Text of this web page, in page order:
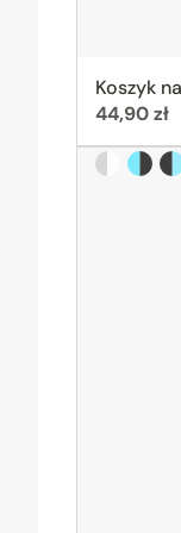
Koszyk
Cena:
44,90 zł
White /